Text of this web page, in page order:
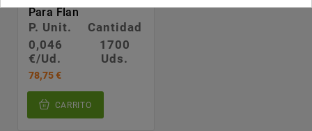
Para Flan
P. Unit.
Cantidad
0,046
€/Ud.
1700
Uds.
78,75 €
CARRITO